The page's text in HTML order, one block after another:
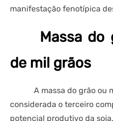
manifestação fenotípica
Massa do
de mil grãos
A massa do grão ou
considerada o terceiro
potencial produtivo da